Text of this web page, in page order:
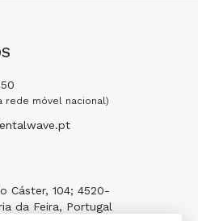
rede móvel nacional)
Cáster, 104; 4520-
da Feira, Portugal